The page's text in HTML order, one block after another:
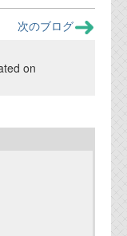
次のブログ
on